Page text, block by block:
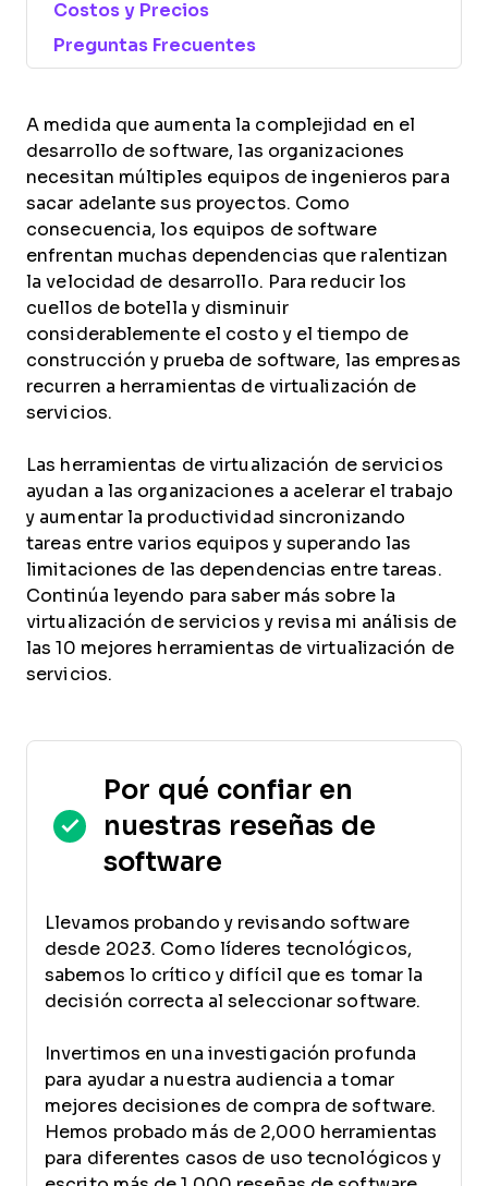
Costos y Precios
Preguntas Frecuentes
A medida que aumenta la complejidad en el
desarrollo de software, las organizaciones
necesitan múltiples equipos de ingenieros para
sacar adelante sus proyectos. Como
consecuencia, los equipos de software
enfrentan muchas dependencias que ralentizan
la velocidad de desarrollo. Para reducir los
cuellos de botella y disminuir
considerablemente el costo y el tiempo de
construcción y prueba de software, las empresas
recurren a herramientas de virtualización de
servicios.
Las herramientas de virtualización de servicios
ayudan a las organizaciones a acelerar el trabajo
y aumentar la productividad sincronizando
tareas entre varios equipos y superando las
limitaciones de las dependencias entre tareas.
Continúa leyendo para saber más sobre la
virtualización de servicios y revisa mi análisis de
las 10 mejores herramientas de virtualización de
servicios.
Por qué confiar en
nuestras reseñas de
software
Llevamos probando y revisando software
desde 2023. Como líderes tecnológicos,
sabemos lo crítico y difícil que es tomar la
decisión correcta al seleccionar software.
Invertimos en una investigación profunda
para ayudar a nuestra audiencia a tomar
mejores decisiones de compra de software.
Hemos probado más de 2,000 herramientas
para diferentes casos de uso tecnológicos y